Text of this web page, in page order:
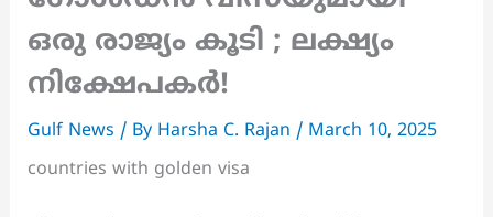
ഒരു രാജ്യം കൂടി ; ലക്ഷ്യം
നിക്ഷേപകർ!
Gulf News / By Harsha C. Rajan / March 10, 2025
countries with golden visa